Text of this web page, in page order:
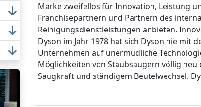
Marke zweifellos für Innovation, Leistung
Franchisepartnern und Partnern des
Reinigungsdienstleistungen anbieten.
Dyson im Jahr 1978 hat sich Dyson nie mit
Unternehmen auf unermüdliche
Möglichkeiten von Staubsaugern völlig
Saugkraft und ständigem Beutelwechsel.